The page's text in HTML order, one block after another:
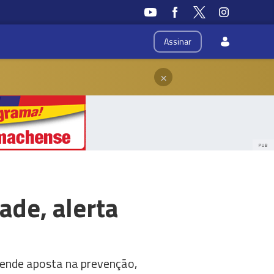
Assinar
×
PUB
alerta
aposta na prevenção,